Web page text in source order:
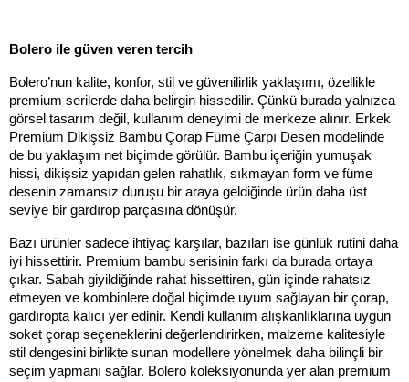
Bolero ile güven veren tercih
Bolero’nun kalite, konfor, stil ve güvenilirlik yaklaşımı, özellikle
premium serilerde daha belirgin hissedilir. Çünkü burada yalnızca
görsel tasarım değil, kullanım deneyimi de merkeze alınır. Erkek
Premium Dikişsiz Bambu Çorap Füme Çarpı Desen modelinde
de bu yaklaşım net biçimde görülür. Bambu içeriğin yumuşak
hissi, dikişsiz yapıdan gelen rahatlık, sıkmayan form ve füme
desenin zamansız duruşu bir araya geldiğinde ürün daha üst
seviye bir gardırop parçasına dönüşür.
Bazı ürünler sadece ihtiyaç karşılar, bazıları ise günlük rutini daha
iyi hissettirir. Premium bambu serisinin farkı da burada ortaya
çıkar. Sabah giyildiğinde rahat hissettiren, gün içinde rahatsız
etmeyen ve kombinlere doğal biçimde uyum sağlayan bir çorap,
gardıropta kalıcı yer edinir. Kendi kullanım alışkanlıklarına uygun
soket çorap seçeneklerini değerlendirirken, malzeme kalitesiyle
stil dengesini birlikte sunan modellere yönelmek daha bilinçli bir
seçim yapmanı sağlar. Bolero koleksiyonunda yer alan premium